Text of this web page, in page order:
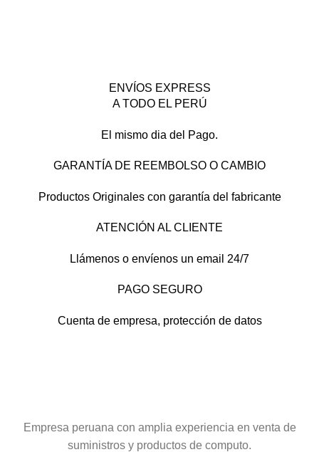
ENVÍOS EXPRESS
A TODO EL PERÚ
El mismo dia del Pago.
GARANTÍA DE REEMBOLSO O CAMBIO
Productos Originales con garantía del fabricante
ATENCIÓN AL CLIENTE
Llámenos o envíenos un email 24/7
PAGO SEGURO
Cuenta de empresa, protección de datos
Empresa peruana con amplia experiencia en venta de
suministros y productos de computo.